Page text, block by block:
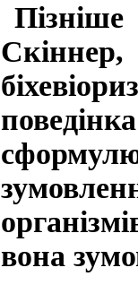
Пізніше
вона